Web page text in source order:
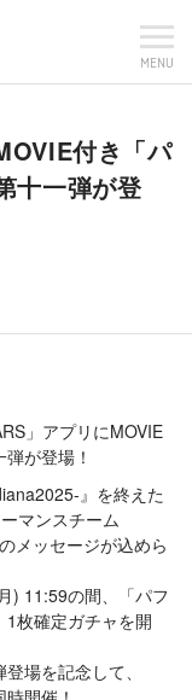
MENU
付き「パ
十一弾が登
」アプリにMOVIE
が登場！
』を終えた
マンスチーム
メッセージが込めら
) 11:59の間、「パフ
1枚確定ガチャを開
場を記念して、